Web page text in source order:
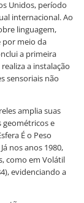
Unidos, período
internacional. Ao
linguagem,
por meio da
a primeira
a instalação
sensoriais não
amplia suas
geométricos e
É o Peso
nos anos 1980,
como em Volátil
evidenciando a